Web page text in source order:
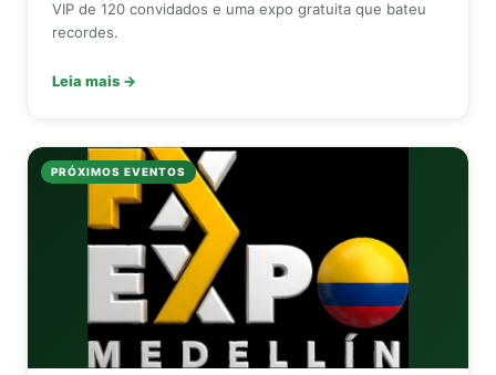
VIP de 120 convidados e uma expo gratuita que bateu
recordes.
Leia mais →
PRÓXIMOS EVENTOS